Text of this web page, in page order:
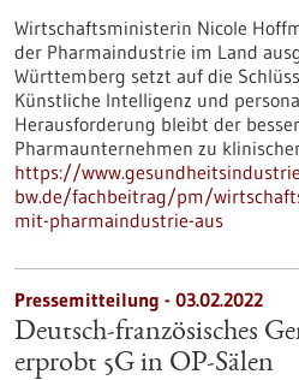
Wirtschaftsministerin Nicole
der Pharmaindustrie im Land
Württemberg setzt auf die
Künstliche Intelligenz und
Herausforderung bleibt der
Pharmaunternehmen zu
https://
bw.de/fachbeitrag/pm/
mit-pharmaindustrie-aus
Pressemitteilung - 03.02.2022
Deutsch-französisches
erprobt 5G in OP-Sälen